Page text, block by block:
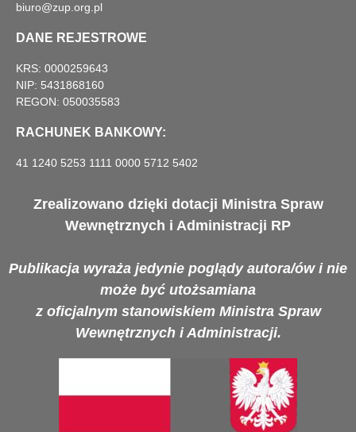
biuro@zup.org.pl
DANE REJESTROWE
KRS: 0000259643
NIP: 5431868160
REGON: 050035583
RACHUNEK BANKOWY:
41 1240 5253 1111 0000 5712 5402
Zrealizowano dzięki dotacji Ministra Spraw
Wewnętrznych i Administracji RP
Publikacja wyraża jedynie poglądy autora/ów i nie
może być utożsamiana
z oficjalnym stanowiskiem Ministra Spraw
Wewnętrznych i Administracji.